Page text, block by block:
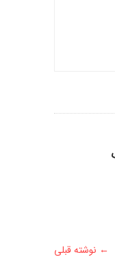
← نوشته قبلی